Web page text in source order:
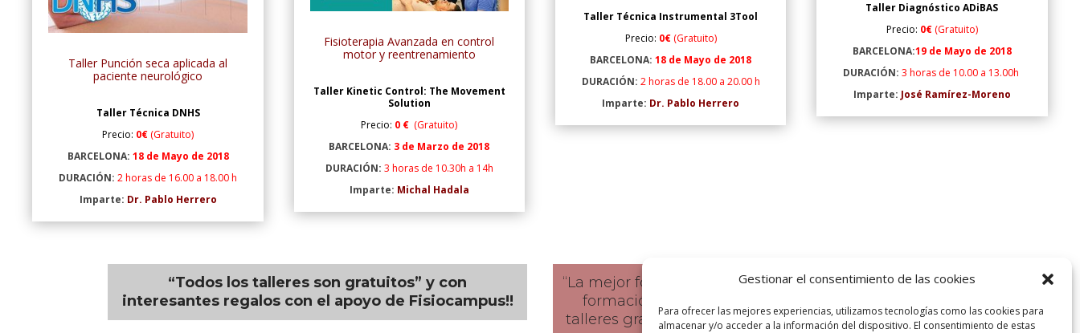
Gestionar el consentimiento de las cookies
Para ofrecer las mejores experiencias, utilizamos tecnologías como las cookies para
almacenar y/o acceder a la información del dispositivo. El consentimiento de estas
Taller Punción seca aplicada al
paciente neurológico
Taller Técnica DNHS
Precio: 0€ (Gratuito)
BARCELONA: 18 de Mayo de 2018
DURACIÓN: 2 horas de 16.00 a 18.00 h
Imparte: Dr. Pablo Herrero
Fisioterapia Avanzada en control
motor y reentrenamiento
Taller Kinetic Control: The Movement
Solution
Precio: 0 € (Gratuito)
BARCELONA: 3 de Marzo de 2018
DURACIÓN: 3 horas de 10.30h a 14h
Imparte: Michal Hadala
Taller Técnica Instrumental 3Tool
Precio: 0€ (Gratuito)
BARCELONA: 18 de Mayo de 2018
DURACIÓN: 2 horas de 18.00 a 20.00 h
Imparte: Dr. Pablo Herrero
Taller Diagnóstico ADiBAS
Precio: 0€ (Gratuito)
BARCELONA:19 de Mayo de 2018
DURACIÓN: 3 horas de 10.00 a 13.00h
Imparte: José Ramírez-Moreno
“Todos los talleres son gratuitos” y con
interesantes regalos con el apoyo de Fisiocampus!!
“La mejor forma de adentrarse e informarse de nuestra
formación cualificada para fisioterapeutas con los
talleres gratuitos impartidos por los profesionales más